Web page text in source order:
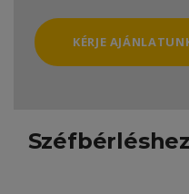
KÉRJE